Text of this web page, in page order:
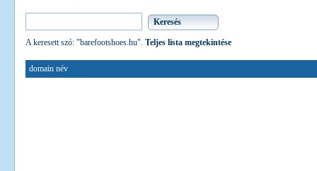
A keresett szó: "barefootshoes.hu". Teljes lista megtekintése
domain név